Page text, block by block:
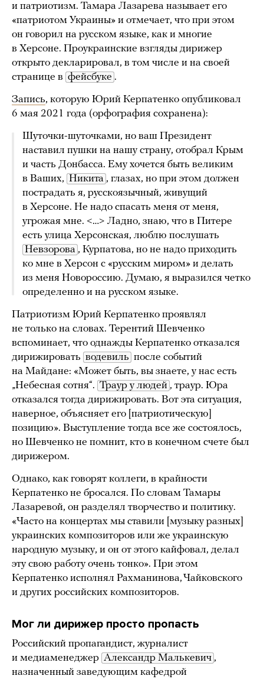
и патриотизм. Тамара Лазарева называет его
«патриотом Украины» и отмечает, что при этом
он говорил на русском языке, как и многие
в Херсоне. Проукраинские взгляды дирижер
открыто декларировал, в том числе и на своей
странице в фейсбуке .
Запись, которую Юрий Керпатенко опубликовал
6 мая 2021 года (орфография сохранена):
Шуточки-шуточками, но ваш Президент
наставил пушки на нашу страну, отобрал Крым
и часть Донбасса. Ему хочется быть великим
в Ваших, Никита , глазах, но при этом должен
пострадать я, русскоязычный, живущий
в Херсоне. Не надо спасать меня от меня,
угрожая мне. <…> Ладно, знаю, что в Питере
есть улица Херсонская, люблю послушать
Невзорова , Курпатова, но не надо приходить
ко мне в Херсон с «русским миром» и делать
из меня Новороссию. Думаю, я выразился четко
определенно и на русском языке.
Патриотизм Юрий Керпатенко проявлял
не только на словах. Терентий Шевченко
вспоминает, что однажды Керпатенко отказался
дирижировать водевиль после событий
на Майдане: «Может быть, вы знаете, у нас есть
„Небесная сотня“. Траур у людей , траур. Юра
отказался тогда дирижировать. Вот эта ситуация,
наверное, объясняет его [патриотическую]
позицию». Выступление тогда все же состоялось,
но Шевченко не помнит, кто в конечном счете был
дирижером.
Однако, как говорят коллеги, в крайности
Керпатенко не бросался. По словам Тамары
Лазаревой, он разделял творчество и политику.
«Часто на концертах мы ставили [музыку разных]
украинских композиторов или же украинскую
народную музыку, и он от этого кайфовал, делал
эту свою работу очень тонко». При этом
Керпатенко исполнял Рахманинова, Чайковского
и других российских композиторов.
Мог ли дирижер просто пропасть
Российский пропагандист, журналист
и медиаменеджер Александр Малькевич ,
назначенный заведующим кафедрой